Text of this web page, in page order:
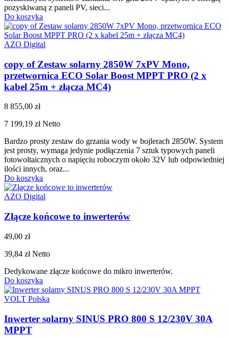
pozyskiwaną z paneli PV, sieci...
Do koszyka
AZO Digital
copy of Zestaw solarny 2850W 7xPV Mono,
przetwornica ECO Solar Boost MPPT PRO (2 x
kabel 25m + złącza MC4)
8 855,00 zł
7 199,19 złNetto
Bardzo prosty zestaw do grzania wody w bojlerach 2850W. System
jest prosty, wymaga jedynie podłączenia 7 sztuk typowych paneli
fotowoltaicznych o napięciu roboczym około 32V lub odpowiedniej
ilości innych, oraz...
Do koszyka
AZO Digital
Złącze końcowe to inwerterów
49,00 zł
39,84 złNetto
Dedykowane złącze końcowe do mikro inwerterów.
Do koszyka
VOLT Polska
Inwerter solarny SINUS PRO 800 S 12/230V 30A
MPPT